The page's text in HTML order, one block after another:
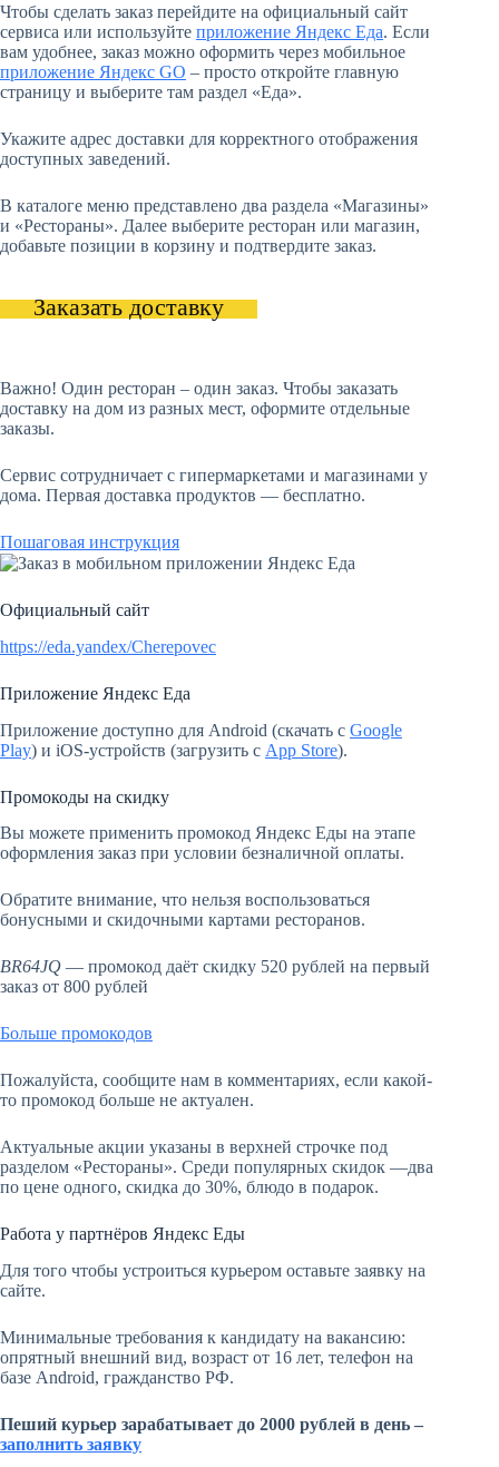
Чтобы сделать заказ перейдите на официальный сайт
сервиса или используйте приложение Яндекс Еда. Если
вам удобнее, заказ можно оформить через мобильное
приложение Яндекс GO – просто откройте главную
страницу и выберите там раздел «Еда».
Укажите адрес доставки для корректного отображения
доступных заведений.
В каталоге меню представлено два раздела «Магазины»
и «Рестораны». Далее выберите ресторан или магазин,
добавьте позиции в корзину и подтвердите заказ.
Заказать доставку
Важно! Один ресторан – один заказ. Чтобы заказать
доставку на дом из разных мест, оформите отдельные
заказы.
Сервис сотрудничает с гипермаркетами и магазинами у
дома. Первая доставка продуктов — бесплатно.
Пошаговая инструкция
Официальный сайт
https://eda.yandex/Cherepovec
Приложение Яндекс Еда
Приложение доступно для Android (скачать с Google
Play) и iOS-устройств (загрузить с App Store).
Промокоды на скидку
Вы можете применить промокод Яндекс Еды на этапе
оформления заказ при условии безналичной оплаты.
Обратите внимание, что нельзя воспользоваться
бонусными и скидочными картами ресторанов.
BR64JQ — промокод даёт скидку 520 рублей на первый
заказ от 800 рублей
Больше промокодов
Пожалуйста, сообщите нам в комментариях, если какой-
то промокод больше не актуален.
Актуальные акции указаны в верхней строчке под
разделом «Рестораны». Среди популярных скидок —два
по цене одного, скидка до 30%, блюдо в подарок.
Работа у партнёров Яндекс Еды
Для того чтобы устроиться курьером оставьте заявку на
сайте.
Минимальные требования к кандидату на вакансию:
опрятный внешний вид, возраст от 16 лет, телефон на
базе Android, гражданство РФ.
Пеший курьер зарабатывает до 2000 рублей в день –
заполнить заявку